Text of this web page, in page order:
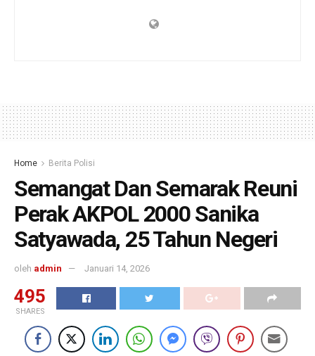
Home Berita Polisi
Semangat Dan Semarak Reuni
Perak AKPOL 2000 Sanika
Satyawada, 25 Tahun Negeri
oleh admin Januari 14, 2026
495
SHARES